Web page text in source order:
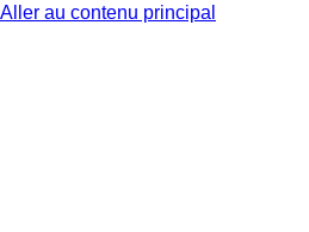
Aller au contenu principal